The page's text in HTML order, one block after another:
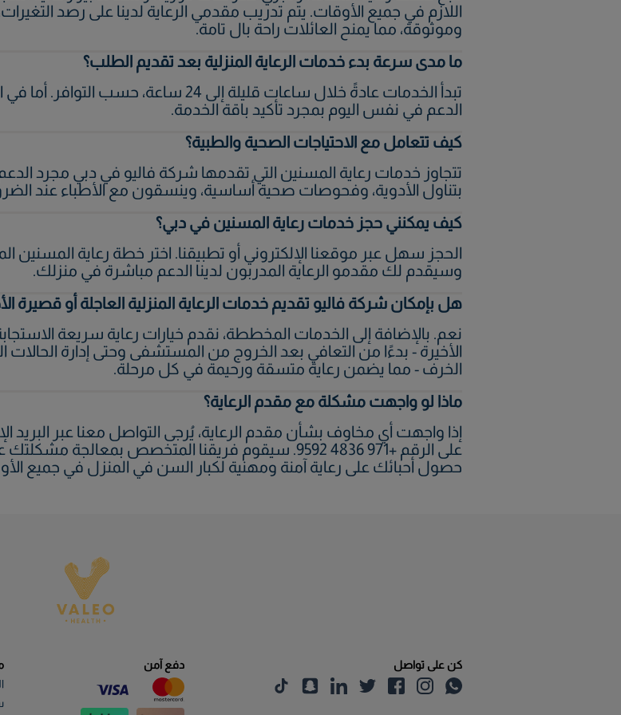
اللازم في جميع الأوقات. يتم تدريب مقدمي الرعاية لدينا على رصد
وموثوقة، مما يمنح العائلات راحة بال تامة.
ما مدى سرعة بدء خدمات الرعاية المنزلية بعد تقديم الطلب؟
تبدأ الخدمات عادةً خلال ساعات قليلة إلى 24
الدعم في نفس اليوم بمجرد تأكيد باقة الخدمة.
كيف تتعامل مع الاحتياجات الصحية والطبية؟
تتجاوز خدمات رعاية المسنين التي تقدمها شركة فاليو في دبي مجرد الدعم
بتناول الأدوية، وفحوصات صحية أساسية، وينسقون مع الأطباء عند
كيف يمكنني حجز خدمات رعاية المسنين في دبي؟
الحجز سهل عبر موقعنا الإلكتروني أو تطبيقنا. اختر خطة رعاية المسنين
وسيقدم لك مقدمو الرعاية المدربون لدينا الدعم مباشرة في منزلك.
هل بإمكان شركة فاليو تقديم خدمات الرعاية المنزلية العاجلة أو قصيرة
نعم. بالإضافة إلى الخدمات المخططة، نقدم خيارات رعاية سريعة
الأخيرة - بدءًا من التعافي بعد الخروج من المستشفى وحتى إدارة الحالات
الخرف - مما يضمن رعاية متسقة ورحيمة في كل مرحلة.
ماذا لو واجهت مشكلة مع مقدم الرعاية؟
على الرقم +971 4836 9592. سيقوم فريقنا المتخصص
حصول أحبائك على رعاية آمنة ومهنية لكبار السن في المنزل في جميع
دفع آمن كن على تواصل